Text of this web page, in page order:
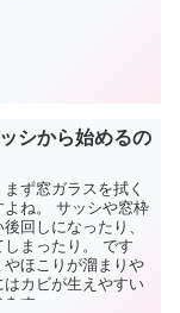
シから始めるの
ず窓ガラスを拭く
よね。 サッシや窓枠
回しになったり、
まったり。 です
ほこりが溜まりや
カビが生えやすい
す...